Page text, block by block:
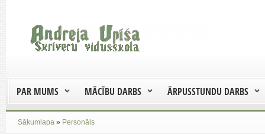
PAR MUMS MĀCĪBU DARBS ĀRPUSSTUNDU DARBS
Sākumlapa » Personāls